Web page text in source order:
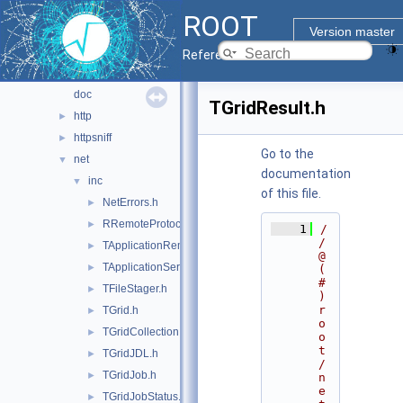
ROOT
Version master
Reference Guide
► math
► montecarlo
▼ net
► davix
doc
► http
► httpsniff
▼ net
▼ inc
► NetErrors.h
► RRemoteProtocol.h
► TApplicationRemote.h
► TApplicationServer.h
► TFileStager.h
► TGrid.h
► TGridCollection.h
► TGridJDL.h
► TGridJob.h
► TGridJobStatus.h
TGridResult.h
Go to the
documentation
of this file.
    1
/
/
@
(
#
)
r
o
o
t
/
n
e